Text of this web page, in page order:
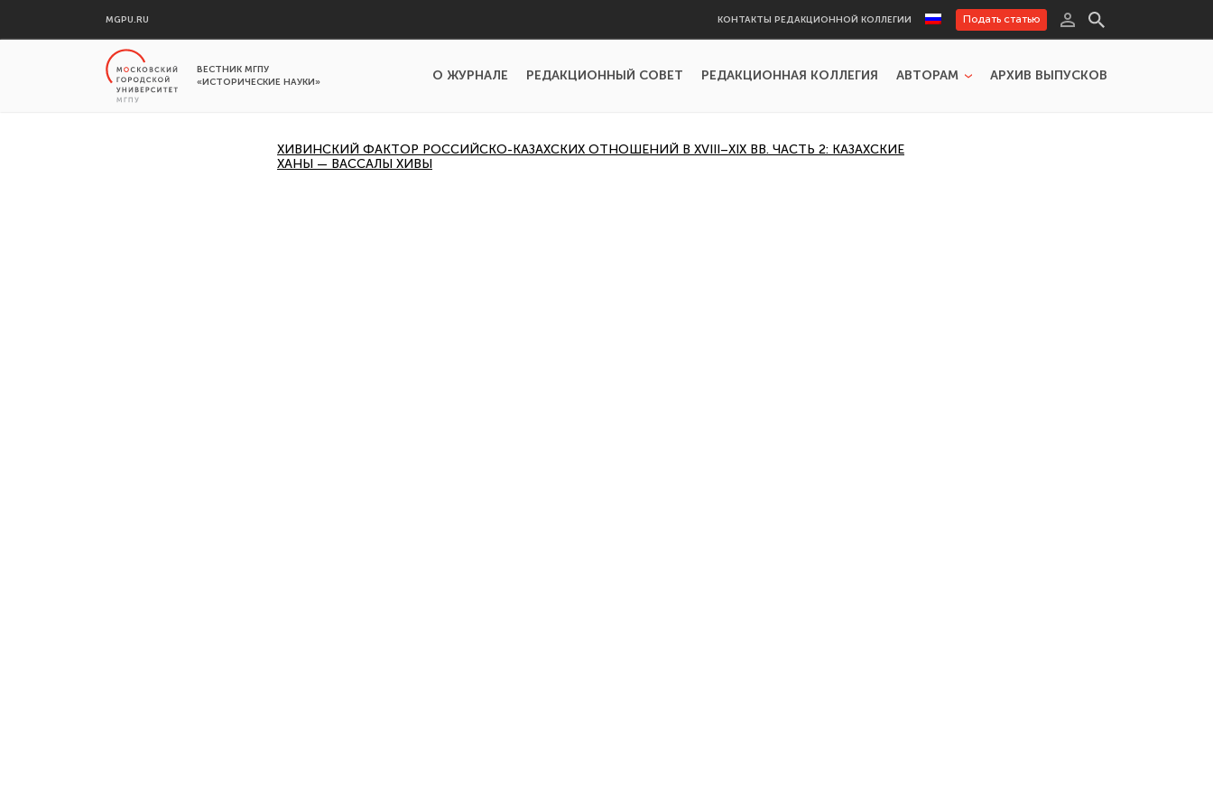
MGPU.RU КОНТАКТЫ РЕДАКЦИОННОЙ КОЛЛЕГИИ Подать статью
ВЕСТНИК МГПУ
«ИСТОРИЧЕСКИЕ НАУКИ»
О ЖУРНАЛЕ РЕДАКЦИОННЫЙ СОВЕТ РЕДАКЦИОННАЯ КОЛЛЕГИЯ АВТОРАМ АРХИВ ВЫПУСКОВ
ХИВИНСКИЙ ФАКТОР РОССИЙСКО-КАЗАХСКИХ ОТНОШЕНИЙ В XVIII–XIX ВВ. ЧАСТЬ 2: КАЗАХСКИЕ
ХАНЫ — ВАССАЛЫ ХИВЫ